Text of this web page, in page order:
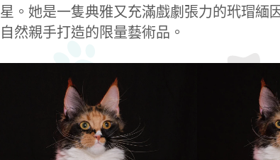
星。她是一隻典雅又充滿戲劇張力的玳瑁緬
自然親手打造的限量藝術品。